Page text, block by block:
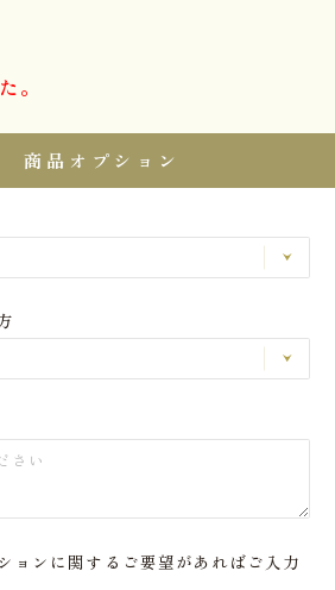
。
商品オプション
ョンに関するご要望があればご入力